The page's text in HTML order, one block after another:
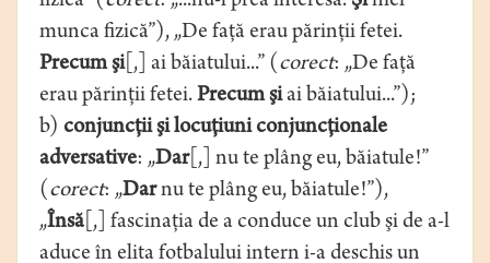
munca fizică”), „De faţă erau părinţii fetei.
Precum şi[,] ai băiatului...” (corect: „De faţă
erau părinţii fetei.Precum şiai băiatului...”);
b) conjuncţii şi locuţiuni conjuncţionale
adversative: „Dar[,] nu te plâng eu, băiatule!”
(corect: „Darnu te plâng eu, băiatule!”),
„Însă[,] fascinaţia de a conduce un club şi de a-l
aduce în elita fotbalului intern i-a deschis un